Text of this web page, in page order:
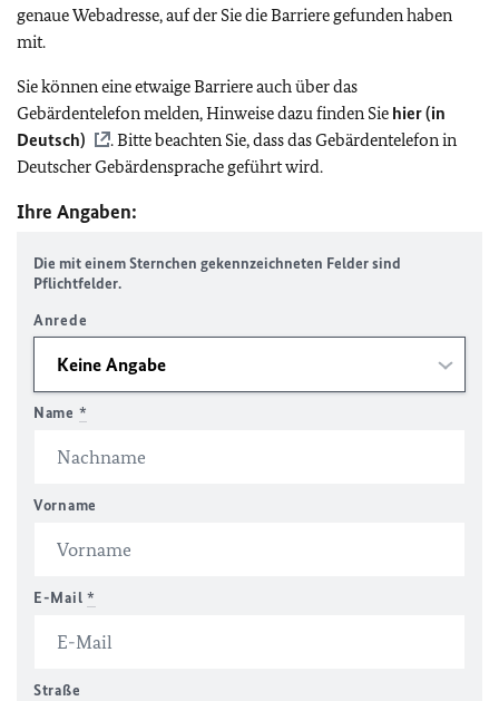
genaue Webadresse, auf der Sie die Barriere gefunden haben
mit.
Sie können eine etwaige Barriere auch über das
Gebärdentelefon melden, Hinweise dazu finden Sie hier (in
Deutsch)
. Bitte beachten Sie, dass das Gebärdentelefon in
Deutscher Gebärdensprache geführt wird.
Ihre Angaben:
Die mit einem Sternchen gekennzeichneten Felder sind
Pflichtfelder.
Anrede
Name *
Vorname
E-Mail *
Straße